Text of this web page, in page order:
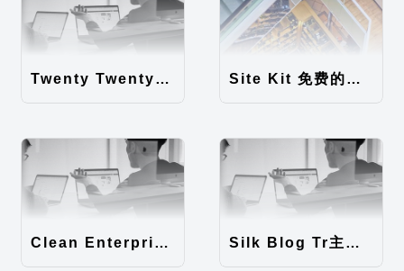
Twenty Twenty-Five 免费的WordPress内容主题 Site Kit 免费的WordPress数据统计插件
Clean Enterprise主题汉化包 Silk Blog Tr主题汉化包